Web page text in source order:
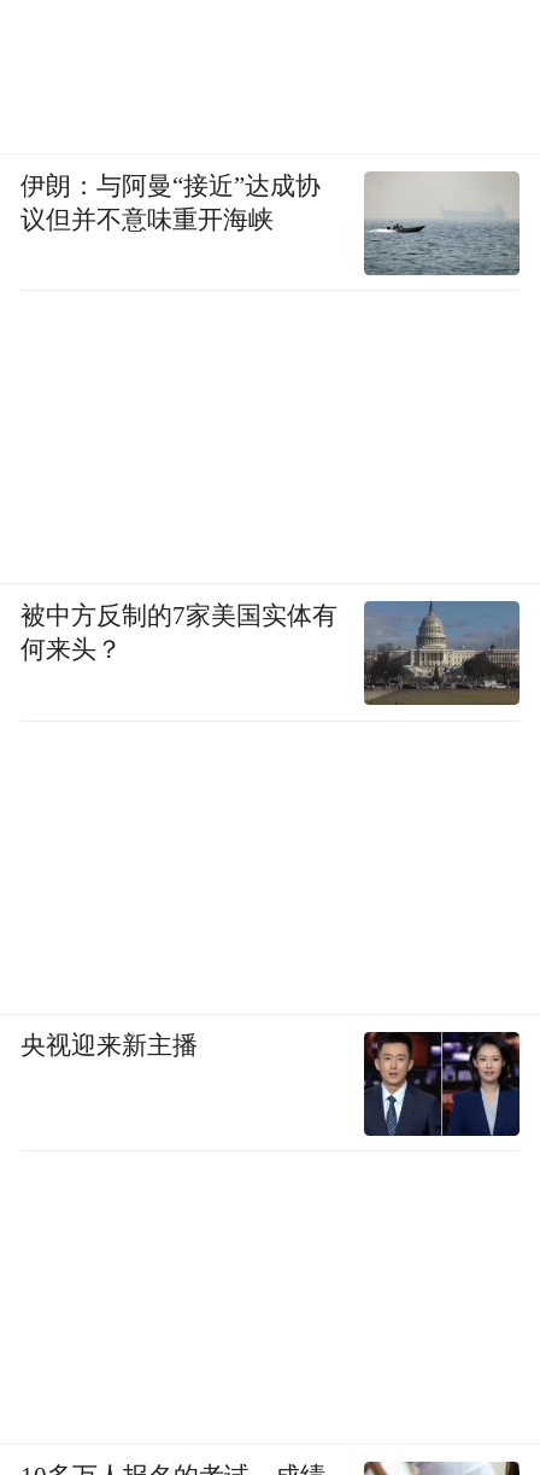
这个夏天，来红旗渠，感受一场有深度、有
热度、更有高度的文旅盛宴。让我们在太行
Notice: The content above (including the videos,
pictures and audios if any) is uploaded and posted
by the user of Dafeng Hao, which is a social media
platform and merely provides information storage
伊朗：与阿曼“接近”达成协
议但并不意味重开海峡
被中方反制的7家美国实体有
何来头？
央视迎来新主播